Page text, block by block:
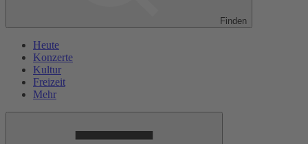
Finden
Heute
Konzerte
Kultur
Freizeit
Mehr